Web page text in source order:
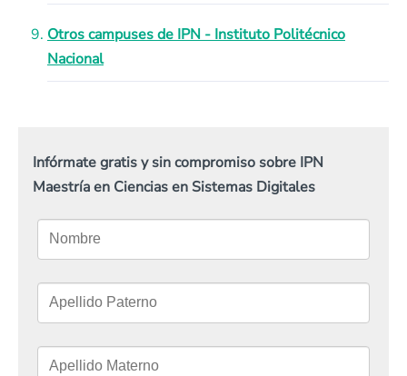
Otros campuses de IPN - Instituto Politécnico
Nacional
Infórmate gratis y sin compromiso sobre IPN
Maestría en Ciencias en Sistemas Digitales